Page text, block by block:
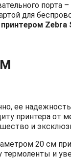
порта
для
принтером Zebra
M
ее
принтера от
и
20 см
и